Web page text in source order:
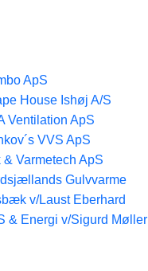
ApS
House Ishøj A/S
Ventilation ApS
VVS ApS
& Varmetech ApS
Gulvvarme
v/Laust Eberhard
& Energi v/Sigurd Møller